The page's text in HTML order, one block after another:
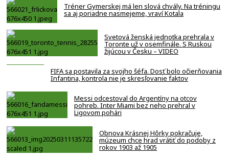
Tréner Gymerskej má len slová chvály. Na tréningu
sa aj poriadne nasmejeme, vraví Kotala
Svetová ženská jednotka prehrala v
Toronte už v osemfinále. S Ruskou
žijúcou v Česku – VIDEO
FIFA sa postavila za svojho šéfa. Dosť bolo očierňovania
Infantina, kontrola nie je skresľovanie faktov
Messi odcestoval do Argentíny na otcov
pohreb. Inter Miami bez neho prehral v
Ligovom pohári
Obnova Krásnej Hôrky pokračuje,
múzeum chce hrad vrátiť do podoby z
rokov 1903 až 1905